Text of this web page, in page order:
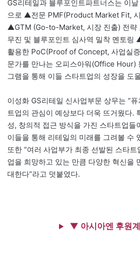
GS리테일과 블루포인트파트너스는 이
으로 ▲전문 PMF(Product Market Fit,
▲GTM (Go-to-Market, 시장 진출) 전략
무진 및 블루포인트 심사역 밀착 멘토링
활용한 PoC(Proof of Concept, 사업실
문가를 만나는 오피스아워(Office Hour)
그램을 통해 이들 스타트업의 성장을 도
이성화 GS리테일 신사업부문 상무는 “
트업의 관심이 예상보다 더욱 뜨거웠다.
성, 창의적 접근 방식을 가진 스타트업들
이들을 통해 리테일의 미래를 그려볼 수
또한 “여러 사업부가 최종 선발된 스타
업을 희망하고 있는 만큼 다양한 혁신을
대한다”라고 덧붙였다.
▼ 아시아엔 후원